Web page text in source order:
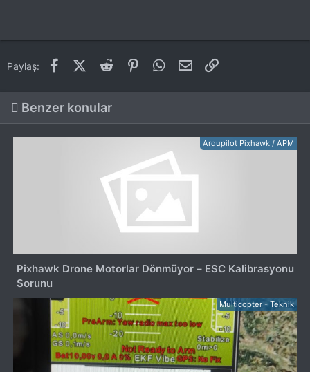
Paylaş: FacebookX (Twitter)
Reddit PinterestWhatsApp
E-posta
Benzer konular
Ardupilot Pixhawk / APM
Pixhawk Drone Motorlar Dönmüyor – ESC Kalibrasyonu
Sorunu
Multicopter - Teknik